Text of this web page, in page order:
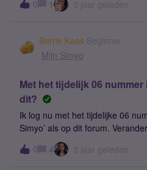
van je contract is niet gelukt,
mis?Groet,J
0 1 3 jaar geleden
Berrie Kaas Beginner
Mijn Simyo
Met het tijdelijk 06
dit?
Ik log nu met het tijdelijke 06
Simyo’ als op dit forum.
automatisch nadat het
mijn bestaande 06 nummer
0 4 3 jaar geleden